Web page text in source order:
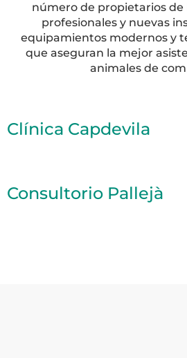
número de propietarios de
profesionales y nuevas
equipamientos modernos y
que aseguran la mejor
animales de
Clínica Capdevila
Consultorio Pallejà